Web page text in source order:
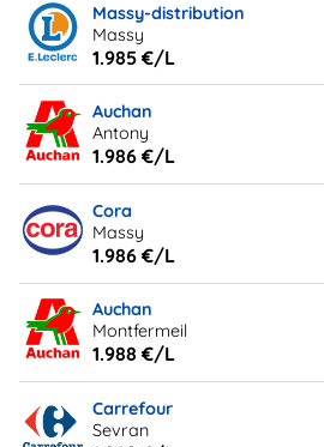
Massy-distribution
Massy
1.985 €/L
Auchan
Antony
1.986 €/L
Cora
Massy
1.986 €/L
Auchan
Montfermeil
1.988 €/L
Carrefour
Sevran